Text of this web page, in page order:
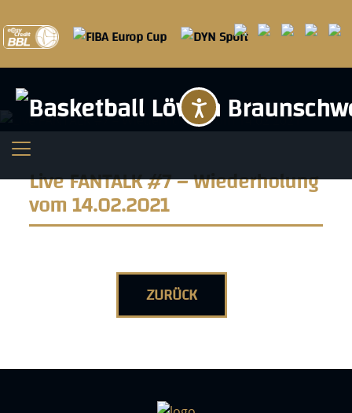
Live FANTALK #7 – Wiederholung
vom 14.02.2021
ZURÜCK